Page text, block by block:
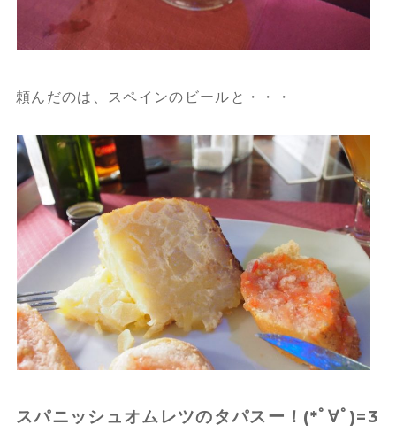
頼んだのは、スペインのビールと・・・
スパニッシュオムレツのタパスー！(*ﾟ∀ﾟ)=3